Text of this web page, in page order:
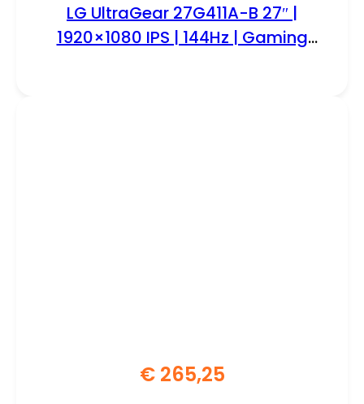
LG UltraGear 27G411A-B 27″ |
1920×1080 IPS | 144Hz | Gaming
€265,25